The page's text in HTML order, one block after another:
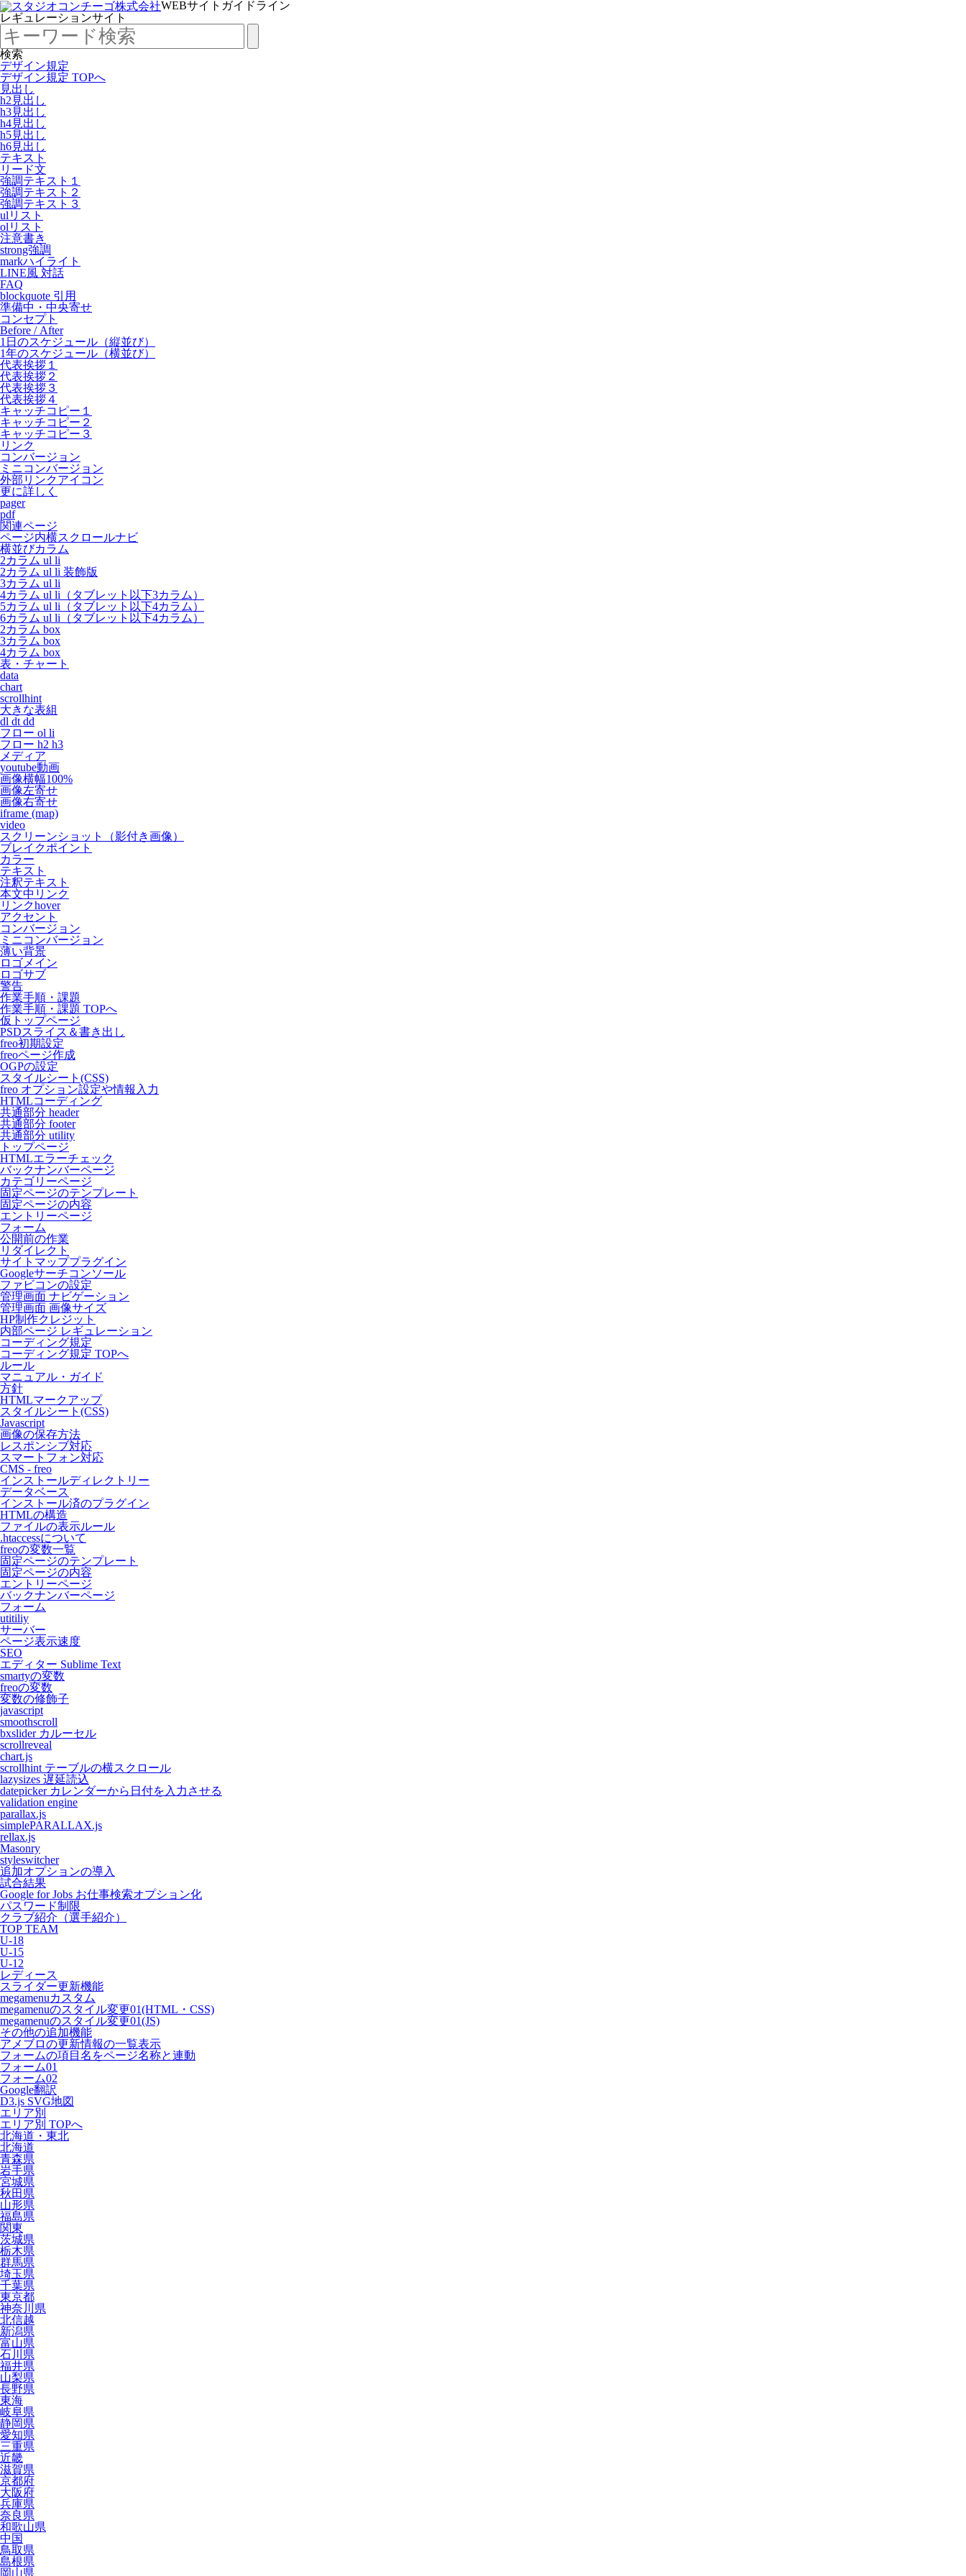
WEBサイトガイドライン
レギュレーションサイト
検索
デザイン規定
デザイン規定 TOPへ
見出し
h2見出し
h3見出し
h4見出し
h5見出し
h6見出し
テキスト
リード文
強調テキスト１
強調テキスト２
強調テキスト３
ulリスト
olリスト
注意書き
strong強調
markハイライト
LINE風 対話
FAQ
blockquote 引用
準備中・中央寄せ
コンセプト
Before / After
1日のスケジュール（縦並び）
1年のスケジュール（横並び）
代表挨拶１
代表挨拶２
代表挨拶３
代表挨拶４
キャッチコピー１
キャッチコピー２
キャッチコピー３
リンク
コンバージョン
ミニコンバージョン
外部リンクアイコン
更に詳しく
pager
pdf
関連ページ
ページ内横スクロールナビ
横並びカラム
2カラム ul li
2カラム ul li 装飾版
3カラム ul li
4カラム ul li（タブレット以下3カラム）
5カラム ul li（タブレット以下4カラム）
6カラム ul li（タブレット以下4カラム）
2カラム box
3カラム box
4カラム box
表・チャート
data
chart
scrollhint
大きな表組
dl dt dd
フロー ol li
フロー h2 h3
メディア
youtube動画
画像横幅100%
画像左寄せ
画像右寄せ
iframe (map)
video
スクリーンショット（影付き画像）
ブレイクポイント
カラー
テキスト
注釈テキスト
本文中リンク
リンクhover
アクセント
コンバージョン
ミニコンバージョン
薄い背景
ロゴメイン
ロゴサブ
警告
作業手順・課題
作業手順・課題 TOPへ
仮トップページ
PSDスライス＆書き出し
freo初期設定
freoページ作成
OGPの設定
スタイルシート(CSS)
freo オプション設定や情報入力
HTMLコーディング
共通部分 header
共通部分 footer
共通部分 utility
トップページ
HTMLエラーチェック
バックナンバーページ
カテゴリーページ
固定ページのテンプレート
固定ページの内容
エントリーページ
フォーム
公開前の作業
リダイレクト
サイトマッププラグイン
Googleサーチコンソール
ファビコンの設定
管理画面 ナビゲーション
管理画面 画像サイズ
HP制作クレジット
内部ページ レギュレーション
コーディング規定
コーディング規定 TOPへ
ルール
マニュアル・ガイド
方針
HTMLマークアップ
スタイルシート(CSS)
Javascript
画像の保存方法
レスポンシブ対応
スマートフォン対応
CMS - freo
インストールディレクトリー
データベース
インストール済のプラグイン
HTMLの構造
ファイルの表示ルール
.htaccessについて
freoの変数一覧
固定ページのテンプレート
固定ページの内容
エントリーページ
バックナンバーページ
フォーム
utitiliy
サーバー
ページ表示速度
SEO
エディター Sublime Text
smartyの変数
freoの変数
変数の修飾子
javascript
smoothscroll
bxslider カルーセル
scrollreveal
chart.js
scrollhint テーブルの横スクロール
lazysizes 遅延読込
datepicker カレンダーから日付を入力させる
validation engine
parallax.js
simplePARALLAX.js
rellax.js
Masonry
styleswitcher
追加オプションの導入
試合結果
Google for Jobs お仕事検索オプション化
パスワード制限
クラブ紹介（選手紹介）
TOP TEAM
U-18
U-15
U-12
レディース
スライダー更新機能
megamenuカスタム
megamenuのスタイル変更01(HTML・CSS)
megamenuのスタイル変更01(JS)
その他の追加機能
アメブロの更新情報の一覧表示
フォームの項目名をページ名称と連動
フォーム01
フォーム02
Google翻訳
D3.js SVG地図
エリア別
エリア別 TOPへ
北海道・東北
北海道
青森県
岩手県
宮城県
秋田県
山形県
福島県
関東
茨城県
栃木県
群馬県
埼玉県
千葉県
東京都
神奈川県
北信越
新潟県
富山県
石川県
福井県
山梨県
長野県
東海
岐阜県
静岡県
愛知県
三重県
近畿
滋賀県
京都府
大阪府
兵庫県
奈良県
和歌山県
中国
鳥取県
島根県
岡山県